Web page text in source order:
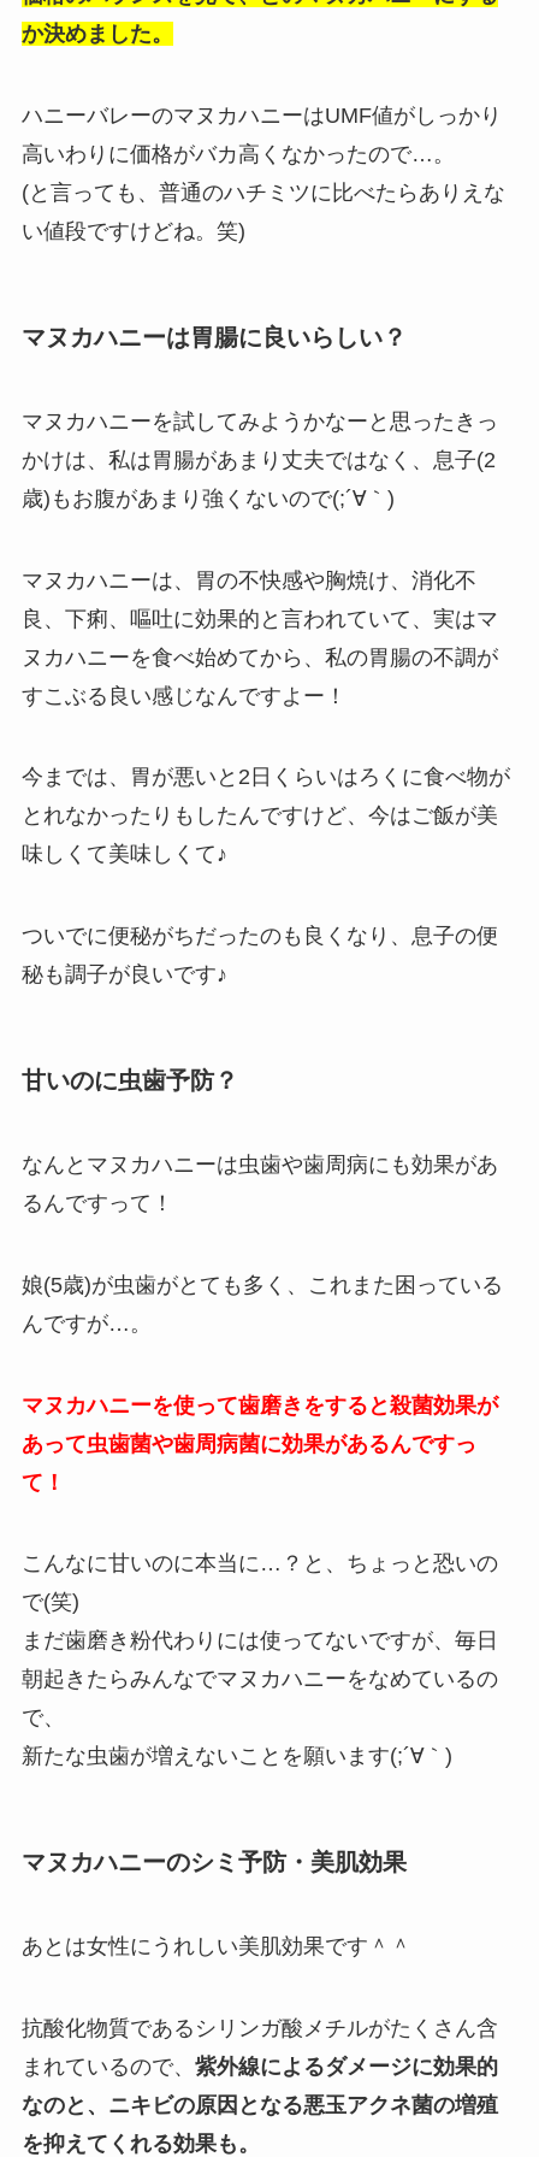
か決めました。
ハニーバレーのマヌカハニーはUMF値がしっかり
高いわりに価格がバカ高くなかったので…。
(と言っても、普通のハチミツに比べたらありえな
い値段ですけどね。笑)
マヌカハニーは胃腸に良いらしい？
マヌカハニーを試してみようかなーと思ったきっ
かけは、私は胃腸があまり丈夫ではなく、息子(2
歳)もお腹があまり強くないので(;´∀｀)
マヌカハニーは、胃の不快感や胸焼け、消化不
良、下痢、嘔吐に効果的と言われていて、実はマ
ヌカハニーを食べ始めてから、私の胃腸の不調が
すこぶる良い感じなんですよー！
今までは、胃が悪いと2日くらいはろくに食べ物が
とれなかったりもしたんですけど、今はご飯が美
味しくて美味しくて♪
ついでに便秘がちだったのも良くなり、息子の便
秘も調子が良いです♪
甘いのに虫歯予防？
なんとマヌカハニーは虫歯や歯周病にも効果があ
るんですって！
娘(5歳)が虫歯がとても多く、これまた困っている
んですが…。
マヌカハニーを使って歯磨きをすると殺菌効果が
あって虫歯菌や歯周病菌に効果があるんですっ
て！
こんなに甘いのに本当に…？と、ちょっと恐いの
で(笑)
まだ歯磨き粉代わりには使ってないですが、毎日
朝起きたらみんなでマヌカハニーをなめているの
で、
新たな虫歯が増えないことを願います(;´∀｀)
マヌカハニーのシミ予防・美肌効果
あとは女性にうれしい美肌効果です＾＾
抗酸化物質であるシリンガ酸メチルがたくさん含
まれているので、 紫外線によるダメージに効果的
なのと、ニキビの原因となる悪玉アクネ菌の増殖
を抑えてくれる効果も。